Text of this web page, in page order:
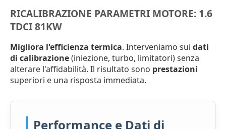
RICALIBRAZIONE PARAMETRI MOTORE: 1.6
TDCI 81KW
Migliora l'efficienza termica. Interveniamo sui dati
di calibrazione(iniezione, turbo, limitatori) senza
alterare l'affidabilità. Il risultato sono prestazioni
superiori e una risposta immediata.
Performance e Dati di